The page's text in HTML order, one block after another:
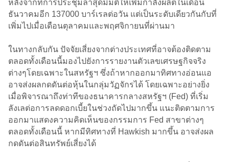
หลังจากที่การประชุมล่าสุดมีมติให้เพิ่มกำลังผลิตในเดือน
ธันวาคมอีก 137000 บาร์เรลต่อวัน แต่เป็นระดับเดียวกันกับที่
เพิ่มไปเมื่อเดือนตุลาคมและพฤศจิกายนที่ผ่านมา
ในทางกลับกัน ปัจจัยเสี่ยงจากต่างประเทศที่อาจต้องติดตาม
ตลอดทั้งเดือนนี้มองไปยังการรายงานตัวเลขเศรษฐกิจจริง
ต่างๆโดยเฉพาะในสหรัฐฯ ซึ่งถ้าหากออกมาทิศทางอ่อนแอ
อาจส่งผลกดดันต่อหุ้นในกลุ่มวัฏจักรได้ โดยเฉพาะอย่างยิ่ง
เมื่อพิจารณาถึงท่าทีของธนาคารกลางสหรัฐฯ (Fed) ที่เริ่ม
ลังเลต่อการลดดอกเบี้ยในช่วงถัดไปมากขึ้น แนะติดตามการ
ออกมาแสดงความคิดเห็นของกรรมการ Fed สาขาต่างๆ
ตลอดทั้งเดือนนี้ หากมีทิศทางที่ Hawkish มากขึ้น อาจส่งผล
กดดันต่อสินทรัพย์เสี่ยงได้